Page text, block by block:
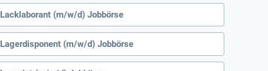
Lacklaborant (m/w/d) Jobbörse
Lagerdisponent (m/w/d) Jobbörse